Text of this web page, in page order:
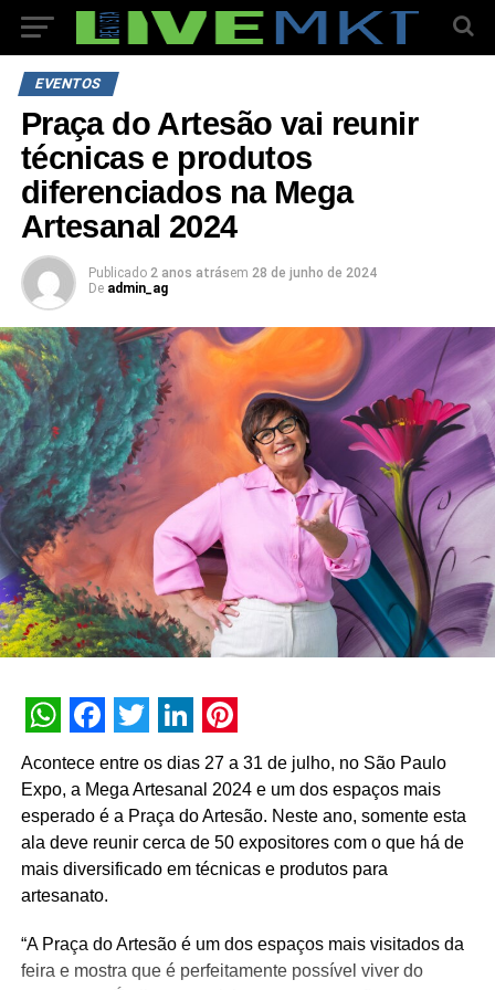
EVENTOS
Praça do Artesão vai reunir
técnicas e produtos
diferenciados na Mega
Artesanal 2024
Publicado 2 anos atrásem 28 de junho de 2024
De admin_ag
WhatsApp
Facebook
Twitter
LinkedIn
Pinterest
Acontece entre os dias 27 a 31 de julho, no São Paulo
Expo, a Mega Artesanal 2024 e um dos espaços mais
esperado é a Praça do Artesão. Neste ano, somente esta
ala deve reunir cerca de 50 expositores com o que há de
mais diversificado em técnicas e produtos para
artesanato.
“A Praça do Artesão é um dos espaços mais visitados da
feira e mostra que é perfeitamente possível viver do